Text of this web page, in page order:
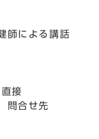
師による講話
接
問合せ先